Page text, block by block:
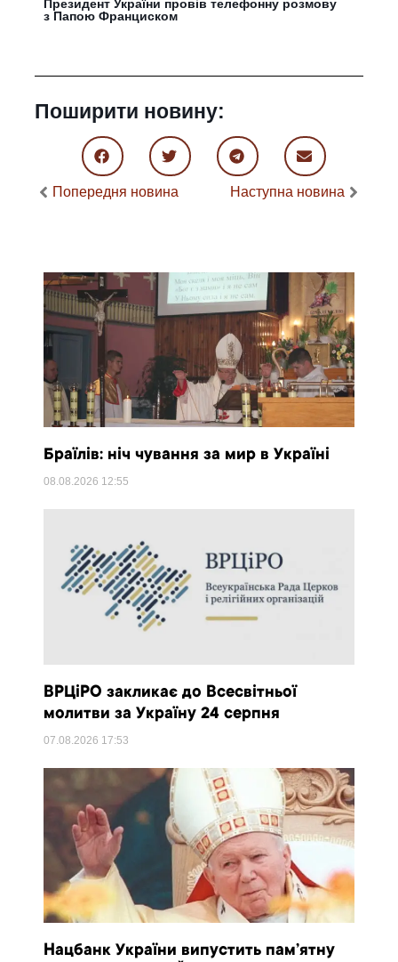
Президент України провів телефонну розмову
з Папою Франциском
Поширити новину:
Попередня новина Наступна новина
Браїлів: ніч чування за мир в Україні
08.08.2026 12:55
ВРЦіРО закликає до Всесвітньої
молитви за Україну 24 серпня
07.08.2026 17:53
Нацбанк України випустить пам’ятну